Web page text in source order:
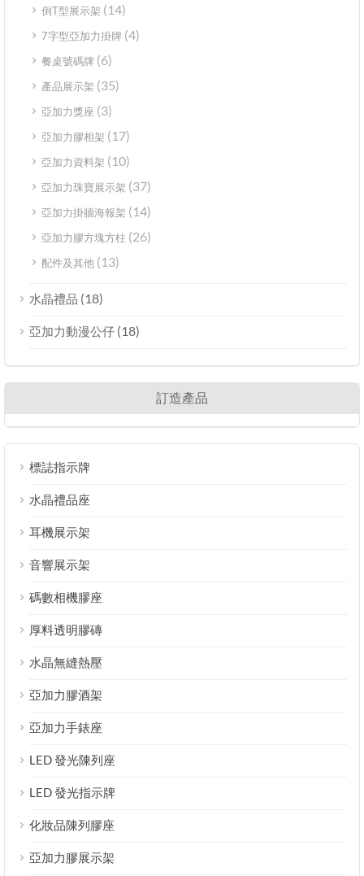
倒T型展示架 (14)
7字型亞加力掛牌 (4)
餐桌號碼牌 (6)
產品展示架 (35)
亞加力獎座 (3)
亞加力膠相架 (17)
亞加力資料架 (10)
亞加力珠寶展示架 (37)
亞加力掛牆海報架 (14)
亞加力膠方塊方柱 (26)
配件及其他 (13)
水晶禮品 (18)
亞加力動漫公仔 (18)
訂造產品
標誌指示牌
水晶禮品座
耳機展示架
音響展示架
碼數相機膠座
厚料透明膠磚
水晶無縫熱壓
亞加力膠酒架
亞加力手錶座
LED 發光陳列座
LED 發光指示牌
化妝品陳列膠座
亞加力膠展示架